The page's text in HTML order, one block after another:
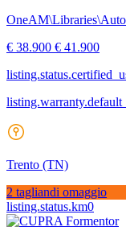
€ 38.900 € 41.900
Trento (TN)
2 tagliandi omaggio
listing.status.km0